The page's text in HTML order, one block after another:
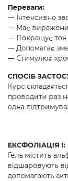
Переваги:
— Інтенсивно
— Має
— Покращує тон
— Допомагає
— Стимулює
СПОСІБ
Курс
проводити раз
одна
ЕКСФОЛІАЦІЯ I:
Гель містить
відшаровують
допомагають